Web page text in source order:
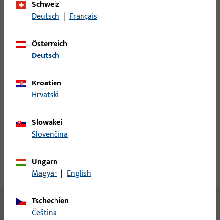
Anmeldung
Bitte melden Sie sich mit Ihren Kundendaten an um eine
Preisinformation zu erhalten oder Artikel zu bestellen
Produktbeschreibung
Technische Daten
Inhalt
Schweiz
Deutsch | Français
Österreich
Deutsch
Kroatien
Hrvatski
Slowakei
Slovenčina
Ungarn
Magyar | English
Tschechien
čeština